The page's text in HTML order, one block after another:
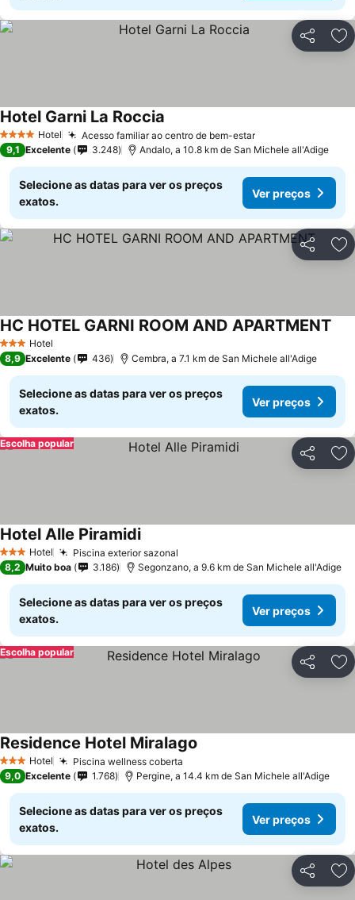
Partilhar
4 EstrelasHotel Acesso familiar ao centro de bem-estarVer preços
Hotel Garni La Roccia
9,1 Excelente 3.248 Andalo, a 10.8 km de San Michele all'Adige
Selecione as datas para ver os preços
exatos.
Ver preços
Partilhar
3 EstrelasHotel
HC HOTEL GARNI ROOM AND APARTMENT
8,9 Excelente 436 Cembra, a 7.1 km de San Michele all'Adige
Selecione as datas para ver os preços
exatos.
Ver preços
Partilhar
Escolha popular
3 EstrelasHotel Piscina exterior sazonal
Hotel Alle PiramidiVer preços
8,2 Muito boa 3.186 Segonzano, a 9.6 km de San Michele all'Adige
Selecione as datas para ver os preços
exatos.
Ver preços
Partilhar
Escolha popular
3 EstrelasHotel Piscina wellness coberta
Residence Hotel Miralago
9,0 Excelente 1.768 Pergine, a 14.4 km de San Michele all'Adige
Selecione as datas para ver os preços
exatos.
Ver preços
Partilhar